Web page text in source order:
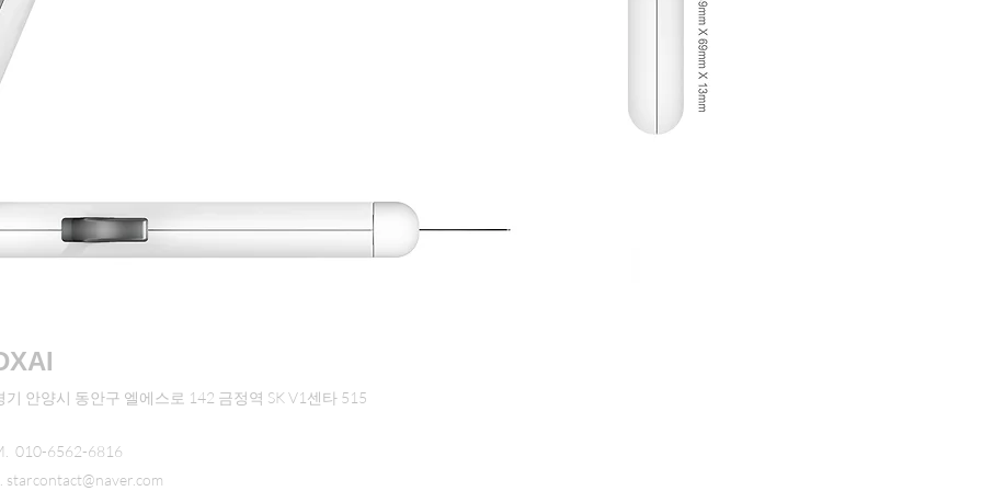
기 안양시 동안구 엘에스로 142 금정역 SK V1센타 515
010-6562-6816
starcontact@naver.com